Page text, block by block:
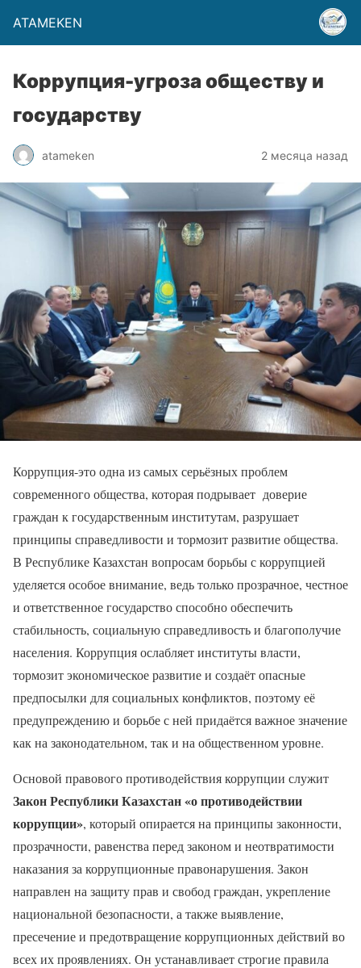
ATAMEKEN
Коррупция-угроза обществу и
государству
atameken 2 месяца назад
Коррупция-это одна из самых серьёзных проблем
современного общества, которая подрывает доверие
граждан к государственным институтам, разрушает
принципы справедливости и тормозит развитие общества.
В Республике Казахстан вопросам борьбы с коррупцией
уделяется особое внимание, ведь только прозрачное, честное
и ответственное государство способно обеспечить
стабильность, социальную справедливость и благополучие
населения. Коррупция ослабляет институты власти,
тормозит экономическое развитие и создаёт опасные
предпосылки для социальных конфликтов, поэтому её
предупреждению и борьбе с ней придаётся важное значение
как на законодательном, так и на общественном уровне.
Основой правового противодействия коррупции служит
Закон Республики Казахстан«о противодействии
коррупции», который опирается на принципы законности,
прозрачности, равенства перед законом и неотвратимости
наказания за коррупционные правонарушения. Закон
направлен на защиту прав и свобод граждан, укрепление
национальной безопасности, а также выявление,
пресечение и предотвращение коррупционных действий во
всех их проявлениях. Он устанавливает строгие правила